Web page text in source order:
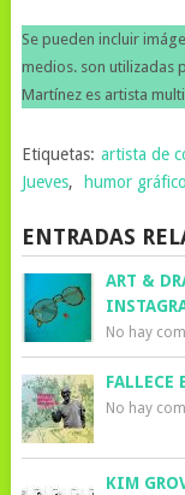
Se pueden incluir
medios. son utilizadas
Martínez es artista
Etiquetas: artista de
Jueves, humor gráfico
ENTRADAS
ART &
No hay
FALLECE
No hay
KIM